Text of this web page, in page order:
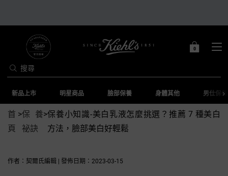
搜尋
購0
0 PRODUCT IN
Main content
新品上市 明星商品 臉部保養 身體其他 男仕保養
首
頁
>保養
祕訣
>保養小知識-美白乳液怎麼挑選？推薦 7 種美白
方法，臉部美白好輕鬆
作者：契爾氏編輯 | 發佈日期：2023-03-15